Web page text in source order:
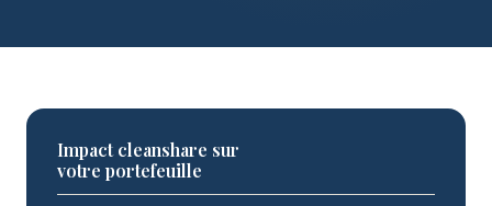
Impact cleanshare sur
votre portefeuille